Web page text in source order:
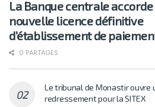
La Banque centrale
nouvelle licence définitive
d’établissement de
0 PARTAGES
Le tribunal de Monastir ouvre
redressement pour la SITEX